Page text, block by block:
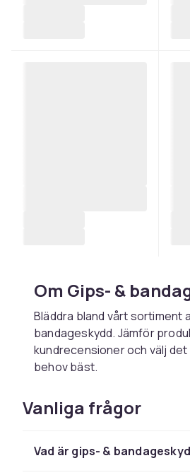
Om Gips- &
Bläddra bland vårt sortiment
bandageskydd. Jämför
kundrecensioner och välj det
behov bäst.
Vad ska man tänka
Välj produkter baserat på
medicinska frågor – rådfråga
Vanliga frågor
Vad är gips- &